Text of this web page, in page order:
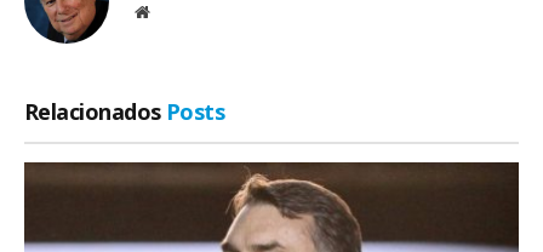
Site
Relacionados Posts